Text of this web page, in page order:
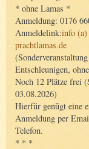
* ohne Lamas *
Anmeldung: 0176
Anmeldelink:info (a)
prachtlamas.de
Entschleunigen,
Noch 12 Plätze frei
03.08.2026)
Hierfür genügt eine
Anmeldung per
Telefon.
* * *